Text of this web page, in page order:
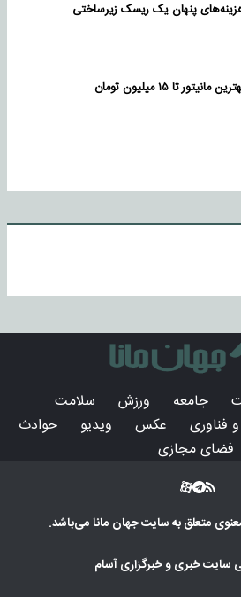
پنهان یک ریسک زیرساختی
مانیتور تا ۱۵ میلیون تومان
جامعه ورزش
سلامت
فناوری عکس ویدیو
حوادث
فضای مجازی
متعلق به سایتجهان مانامی‌باشد.
سایت خبری و خبرگزاری آسام